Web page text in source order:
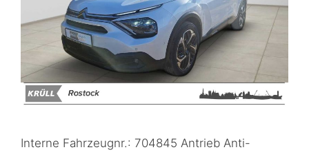
Interne Fahrzeugnr.: 704845 Antrieb Anti-